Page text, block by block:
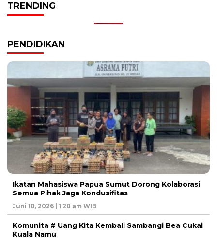
TRENDING
PENDIDIKAN
Ikatan Mahasiswa Papua Sumut Dorong Kolaborasi
Semua Pihak Jaga Kondusifitas
Juni 10, 2026 | 1:20 am WIB
Komunita # Uang Kita Kembali Sambangi Bea Cukai
Kuala Namu